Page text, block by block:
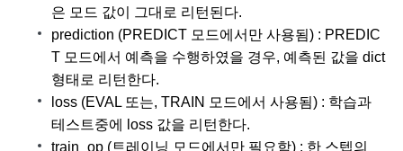
은 모드 값이 그대로 리턴된다.
prediction (PREDICT 모드에서만 사용됨) : PREDIC
T 모드에서 예측을 수행하였을 경우, 예측된 값을 dict
형태로 리턴한다.
loss (EVAL 또는, TRAIN 모드에서 사용됨) : 학습과
테스트중에 loss 값을 리턴한다.
train_op (트레이닝 모드에서만 필요함) : 한 스텝의